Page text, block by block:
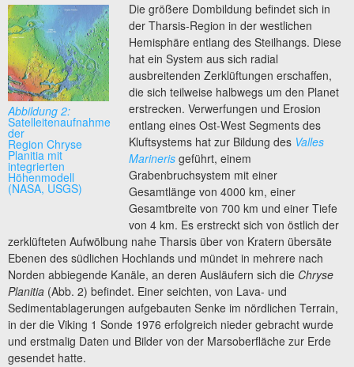
Abbildung 2:
Satelleitenaufnahme
der
Region Chryse
Planitia mit
integrierten
Höhenmodell
(NASA, USGS)
Die größere Dombildung befindet sich in
der Tharsis-Region in der westlichen
Hemisphäre entlang des Steilhangs. Diese
hat ein System aus sich radial
ausbreitenden Zerklüftungen erschaffen,
die sich teilweise halbwegs um den Planet
erstrecken. Verwerfungen und Erosion
entlang eines Ost-West Segments des
Kluftsystems hat zur Bildung des Valles
Marineris geführt, einem
Grabenbruchsystem mit einer
Gesamtlänge von 4000 km, einer
Gesamtbreite von 700 km und einer Tiefe
von 4 km. Es erstreckt sich von östlich der
zerklüfteten Aufwölbung nahe Tharsis über von Kratern übersäte
Ebenen des südlichen Hochlands und mündet in mehrere nach
Norden abbiegende Kanäle, an deren Ausläufern sich die Chryse
Planitia (Abb. 2) befindet. Einer seichten, von Lava- und
Sedimentablagerungen aufgebauten Senke im nördlichen Terrain,
in der die Viking 1 Sonde 1976 erfolgreich nieder gebracht wurde
und erstmalig Daten und Bilder von der Marsoberfläche zur Erde
gesendet hatte.